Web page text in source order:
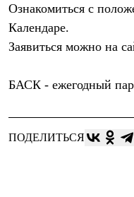
Баулы
Кошельки
Сумки
Гермомешки
Еда
Обувь
Сапоги
Ознакомиться с
Календаре.
Заявиться можно на
БАСК - ежегодный
ПОДЕЛИТЬСЯ